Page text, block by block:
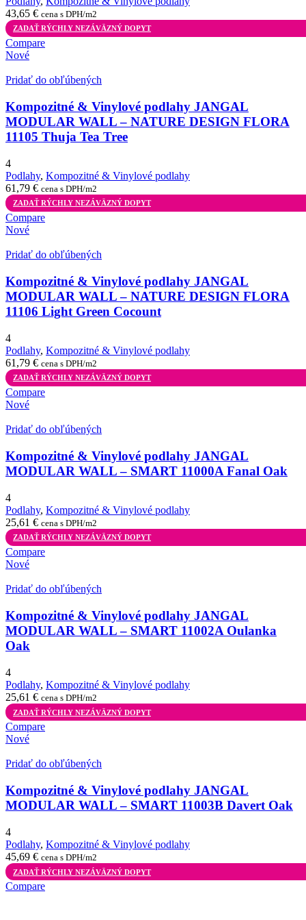
43,65 € cena s DPH/m2
ZADAŤ RÝCHLY NEZÁVÄZNÝ DOPYT
Compare
Nové
Pridať do obľúbených
Kompozitné & Vinylové podlahy JANGAL
MODULAR WALL – NATURE DESIGN FLORA
11105 Thuja Tea Tree
4
Podlahy, Kompozitné & Vinylové podlahy
61,79 € cena s DPH/m2
ZADAŤ RÝCHLY NEZÁVÄZNÝ DOPYT
Compare
Nové
Pridať do obľúbených
Kompozitné & Vinylové podlahy JANGAL
MODULAR WALL – NATURE DESIGN FLORA
11106 Light Green Cocount
4
Podlahy, Kompozitné & Vinylové podlahy
61,79 € cena s DPH/m2
ZADAŤ RÝCHLY NEZÁVÄZNÝ DOPYT
Compare
Nové
Pridať do obľúbených
Kompozitné & Vinylové podlahy JANGAL
MODULAR WALL – SMART 11000A Fanal Oak
4
Podlahy, Kompozitné & Vinylové podlahy
25,61 € cena s DPH/m2
ZADAŤ RÝCHLY NEZÁVÄZNÝ DOPYT
Compare
Nové
Pridať do obľúbených
Kompozitné & Vinylové podlahy JANGAL
MODULAR WALL – SMART 11002A Oulanka
Oak
4
Podlahy, Kompozitné & Vinylové podlahy
25,61 € cena s DPH/m2
ZADAŤ RÝCHLY NEZÁVÄZNÝ DOPYT
Compare
Nové
Pridať do obľúbených
Kompozitné & Vinylové podlahy JANGAL
MODULAR WALL – SMART 11003B Davert Oak
4
Podlahy, Kompozitné & Vinylové podlahy
45,69 € cena s DPH/m2
ZADAŤ RÝCHLY NEZÁVÄZNÝ DOPYT
Compare